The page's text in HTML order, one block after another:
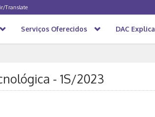
Translate
Serviços Oferecidos DAC Explica
- 1S/2023